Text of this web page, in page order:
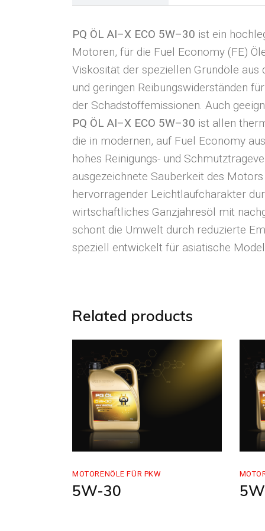
PQ ÖL AI–X ECO 5W–30 ist ein
Motoren, für die Fuel Economy (FE)
Viskosität der speziellen Grundöle
und geringen Reibungswiderständen
der Schadstoffemissionen. Auch
PQ ÖL AI–X ECO 5W–30 ist allen
die in modernen, auf Fuel Economy
hohes Reinigungs- und
ausgezeichnete Sauberkeit des Motors
hervorragender Leichtlaufcharakter
wirtschaftliches Ganzjahresöl mit
schont die Umwelt durch reduzierte
speziell entwickelt für asiatische
Related products
MOTORENÖLE FÜR PKW
5W-30